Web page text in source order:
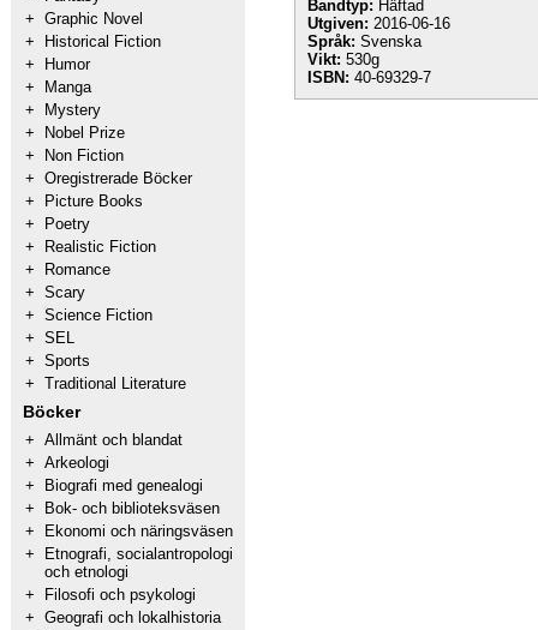
+ Graphic Novel
+
Historical Fiction
+
Humor
+
Manga
+
Mystery
+
Nobel Prize
+
Non Fiction
+ Oregistrerade Böcker
+
Picture Books
+
Poetry
+
Realistic Fiction
+
Romance
+ Scary
+ Science Fiction
+ SEL
+ Sports
+ Traditional Literature
Böcker
+ Allmänt och blandat
+ Arkeologi
+
Biografi med genealogi
+
Bok- och biblioteksväsen
+
Ekonomi och näringsväsen
+
Etnografi, socialantropologi
och etnologi
+
Filosofi och psykologi
+ Geografi och lokalhistoria
Bandtyp: Häftad
Utgiven: 2016-06-16
Språk: Svenska
Vikt: 530g
ISBN: 40-69329-7